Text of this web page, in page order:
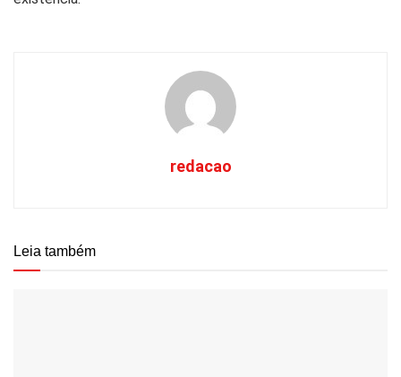
redacao
Leia também